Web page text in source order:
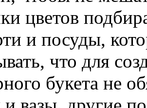
цветов
и посуды,
что для
букета не